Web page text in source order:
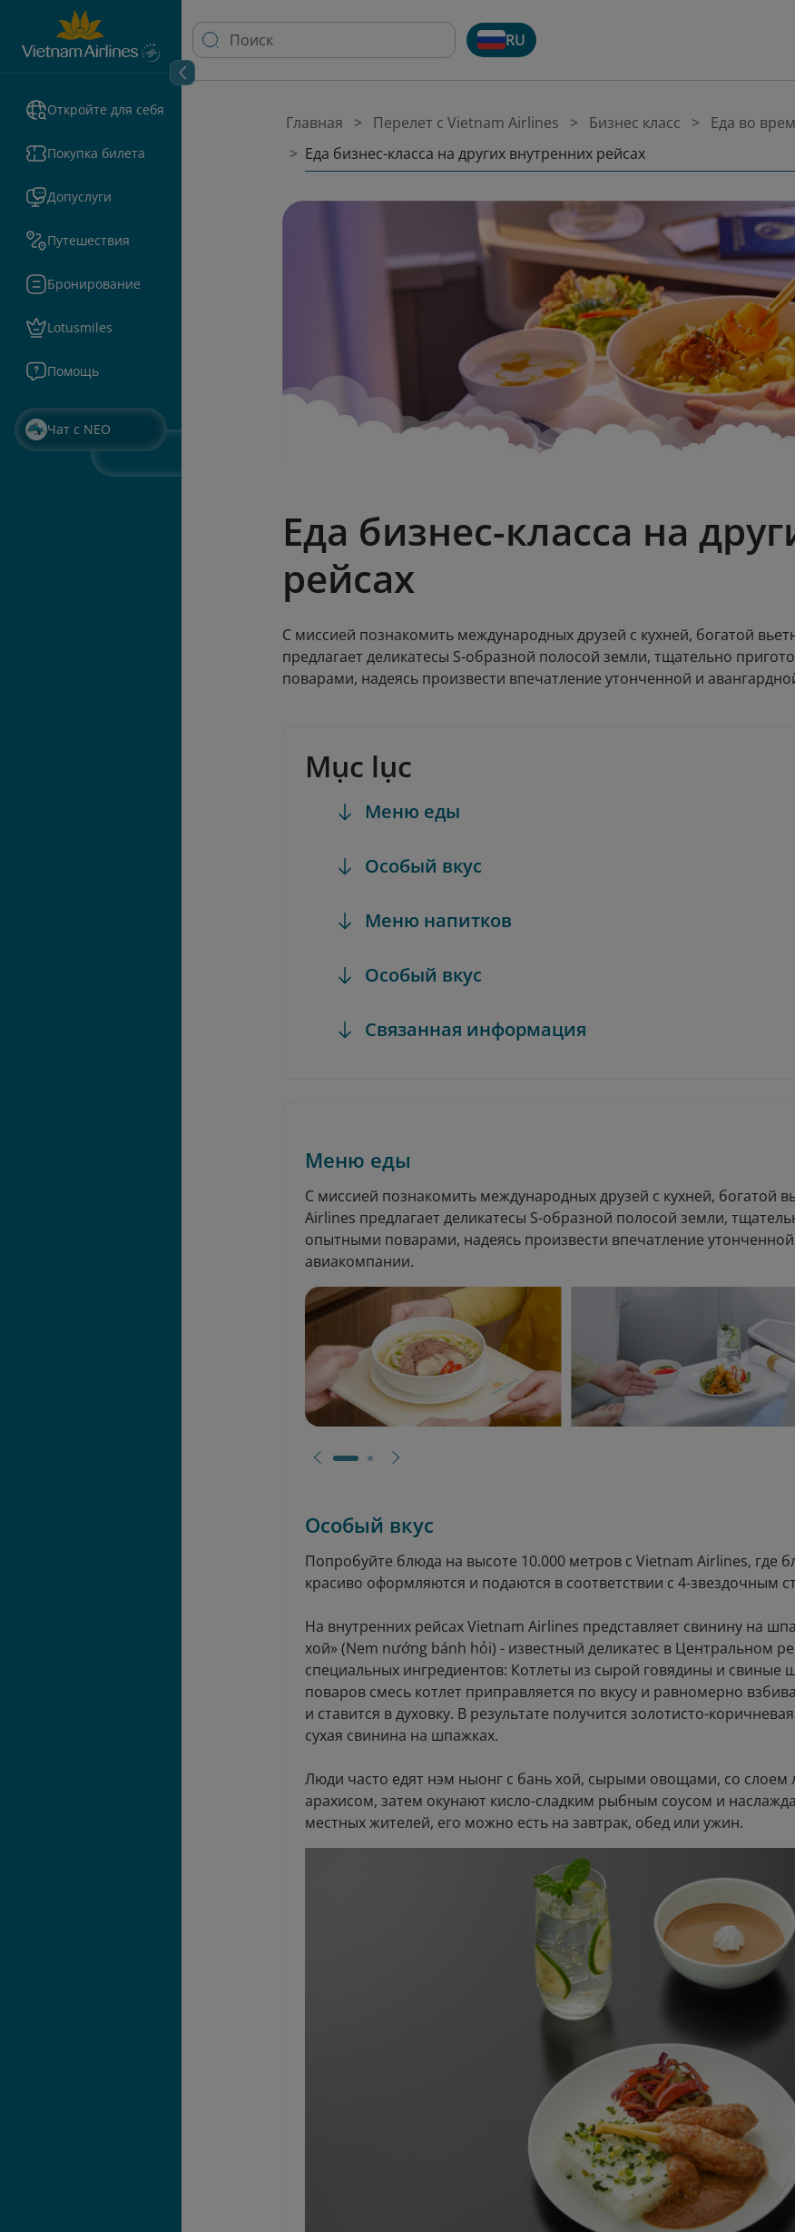
Откройте для себя
Покупка билета
Допуслуги
Путешествия
Бронирование
Lotusmiles
Помощь
Чат с NEO
RU
Главная Перелет с Vietnam Airlines Бизнес класс
Еда во
Еда бизнес-класса на других внутренних рейсах
Еда бизнес-класса на
рейсах
С миссией познакомить международных друзей с кухней, богатой
предлагает деликатесы S-образной полосой земли, тщательно
поварами, надеясь произвести впечатление утонченной и
Mục lục
Меню еды
Особый вкус
Меню напитков
Особый вкус
Связанная информация
Меню еды
С миссией познакомить международных друзей с кухней, богатой
Airlines предлагает деликатесы S-образной полосой земли,
опытными поварами, надеясь произвести впечатление
авиакомпании.
Особый вкус
Попробуйте блюда на высоте 10.000 метров с Vietnam Airlines, где
красиво оформляются и подаются в соответствии с 4-звездочным
На внутренних рейсах Vietnam Airlines представляет свинину на
хой» (Nem nướng bánh hỏi) - известный деликатес в Центральном
специальных ингредиентов: Котлеты из сырой говядины и
поваров смесь котлет приправляется по вкусу и равномерно
и ставится в духовку. В результате получится золотисто-
сухая свинина на шпажках.
Люди часто едят нэм ныонг с бань хой, сырыми овощами, со
арахисом, затем окунают кисло-сладким рыбным соусом и
местных жителей, его можно есть на завтрак, обед или ужин.